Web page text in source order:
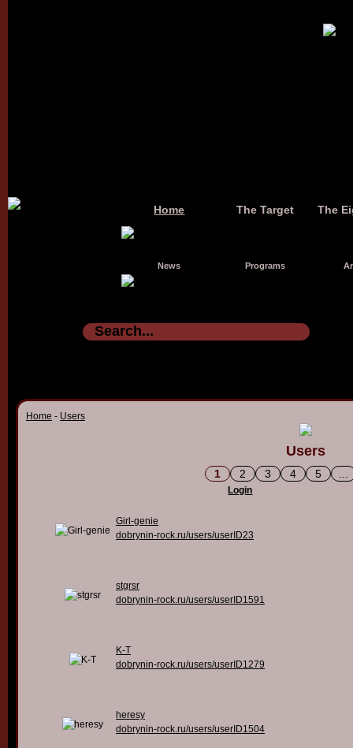
Home The Target The
News Programs
Home - Users
Users
1 2 3 4 5
Login
Girl-genie
dobrynin-rock.ru/users/userID23
stgrsr
dobrynin-rock.ru/users/userID1591
K-T
dobrynin-rock.ru/users/userID1279
heresy
dobrynin-rock.ru/users/userID1504